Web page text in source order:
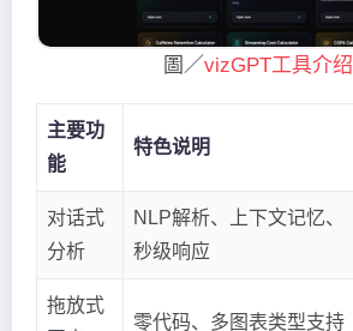
圖／vizGPT工具介绍
主要功
能
特色说明
对话式
分析
NLP解析、上下文记忆、
秒级响应
拖放式
零代码、多图表类型支持